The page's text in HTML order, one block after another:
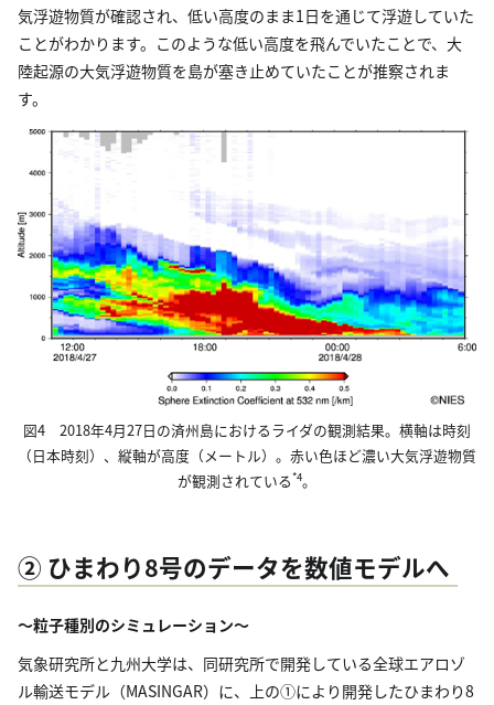
気浮遊物質が確認され、低い高度のまま1日を通じて浮遊していた
ことがわかります。このような低い高度を飛んでいたことで、大
陸起源の大気浮遊物質を島が塞き止めていたことが推察されま
す。
図4 2018年4月27日の済州島におけるライダの観測結果。横軸は時刻
（日本時刻）、縦軸が高度（メートル）。赤い色ほど濃い大気浮遊物質
が観測されている*4。
② ひまわり8号のデータを数値モデルへ
～粒子種別のシミュレーション～
気象研究所と九州大学は、同研究所で開発している全球エアロゾ
ル輸送モデル（MASINGAR）に、上の①により開発したひまわり8